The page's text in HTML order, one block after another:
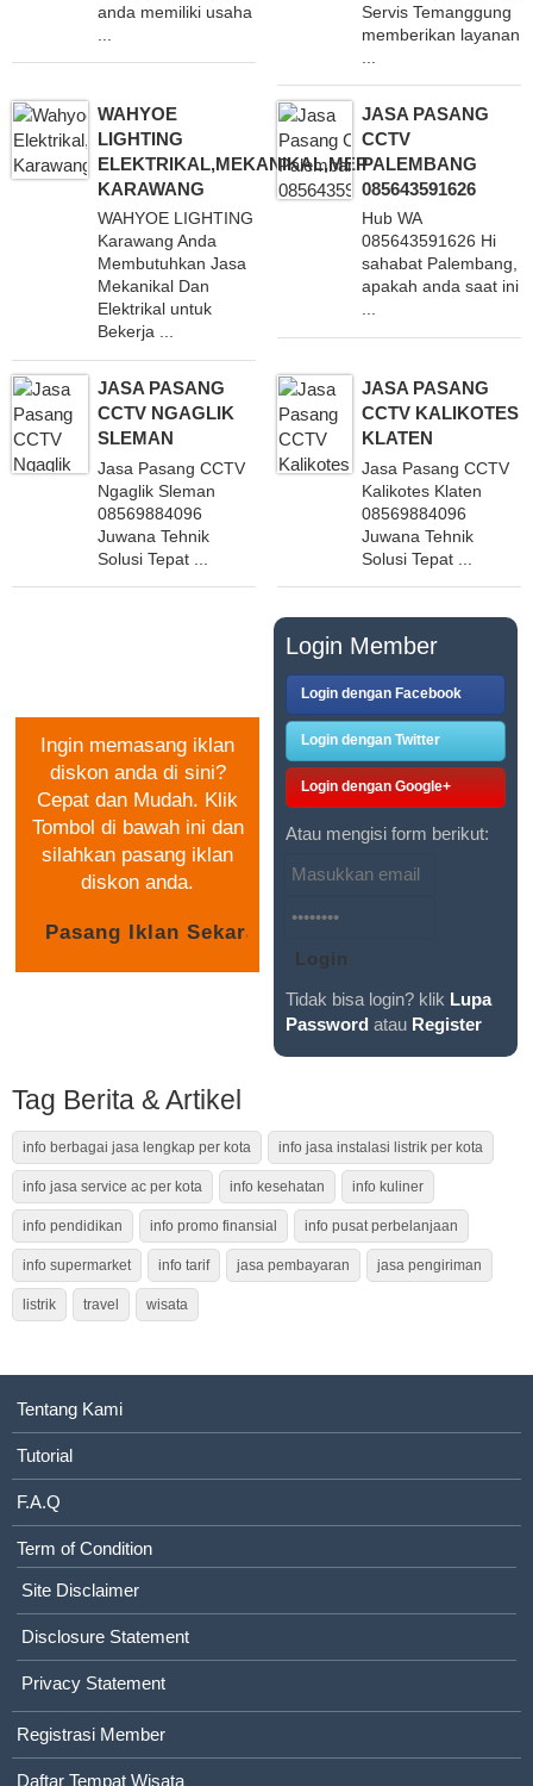
anda memiliki usaha
Servis Temanggung
memberikan layanan
WAHYOE
LIGHTING
ELEKTRIKAL,MEKANIKAL,MEP
KARAWANG
WAHYOE LIGHTING
Karawang Anda
Membutuhkan Jasa
Mekanikal Dan
Elektrikal untuk
Bekerja ...
JASA PASANG
CCTV
PALEMBANG
085643591626
Hub WA
085643591626 Hi
sahabat Palembang,
apakah anda saat ini
...
JASA PASANG
CCTV NGAGLIK
SLEMAN
Jasa Pasang CCTV
Ngaglik Sleman
08569884096
Juwana Tehnik
Solusi Tepat ...
JASA PASANG
CCTV KALIKOTES
KLATEN
Jasa Pasang CCTV
Kalikotes Klaten
08569884096
Juwana Tehnik
Solusi Tepat ...
Ingin memasang iklan
diskon anda di sini?
Cepat dan Mudah. Klik
Tombol di bawah ini dan
silahkan pasang iklan
diskon anda.
Login Member
Login dengan Facebook
Login dengan Twitter
Login dengan Google+
Atau mengisi form berikut:
Tidak bisa login? klik Lupa
Password atau Register
Tag Berita & Artikel
info berbagai jasa lengkap per kota info jasa instalasi listrik per kota
info jasa service ac per kota info kesehatan info kuliner
info pendidikan info promo finansial info pusat perbelanjaan
info supermarket info tarif jasa pembayaran jasa pengiriman
listrik travel wisata
Tentang Kami
Tutorial
F.A.Q
Term of Condition
Site Disclaimer
Disclosure Statement
Privacy Statement
Registrasi Member
Daftar Tempat Wisata